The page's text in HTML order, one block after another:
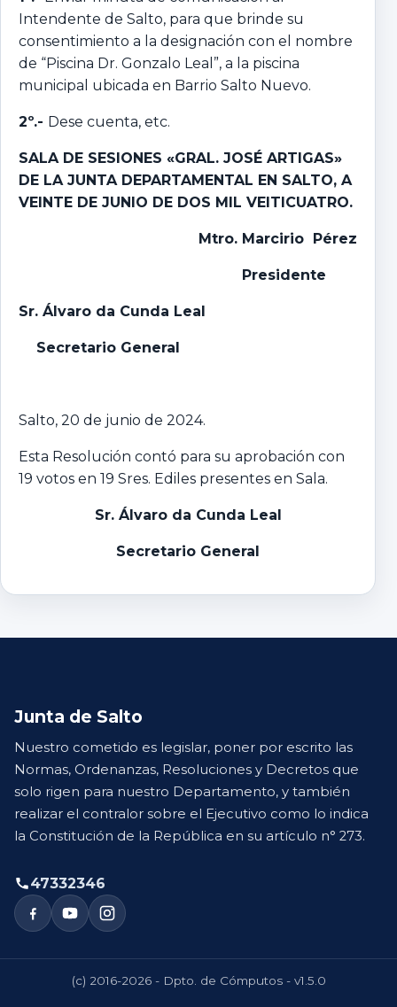
Intendente de Salto, para que brinde su
consentimiento a la designación con el nombre
de “Piscina Dr. Gonzalo Leal”, a la piscina
municipal ubicada en Barrio Salto Nuevo.
2º.- Dese cuenta, etc.
SALA DE SESIONES «GRAL. JOSÉ ARTIGAS»
DE LA JUNTA DEPARTAMENTAL EN SALTO, A
VEINTE DE JUNIO DE DOS MIL VEITICUATRO.
Mtro. Marcirio Pérez
Presidente
Sr. Álvaro da Cunda Leal
Secretario General
Salto, 20 de junio de 2024.
Esta Resolución contó para su aprobación con
19 votos en 19 Sres. Ediles presentes en Sala.
Sr. Álvaro da Cunda Leal
Secretario General
Junta de Salto
Nuestro cometido es legislar, poner por escrito las
Normas, Ordenanzas, Resoluciones y Decretos que
solo rigen para nuestro Departamento, y también
realizar el contralor sobre el Ejecutivo como lo indica
la Constitución de la República en su artículo n° 273.
47332346
(c) 2016-2026 - Dpto. de Cómputos - v1.5.0